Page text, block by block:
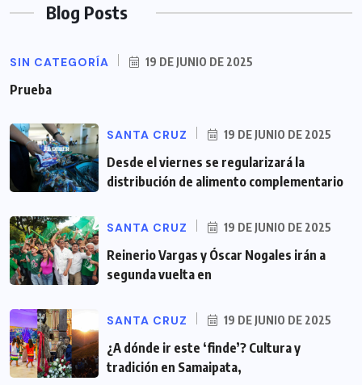
Blog Posts
SIN CATEGORÍA 19 DE JUNIO DE 2025
Prueba
SANTA CRUZ 19 DE JUNIO DE 2025
Desde el viernes se regularizará la
distribución de alimento complementario
SANTA CRUZ 19 DE JUNIO DE 2025
Reinerio Vargas y Óscar Nogales irán a
segunda vuelta en
SANTA CRUZ 19 DE JUNIO DE 2025
¿A dónde ir este ‘finde’? Cultura y
tradición en Samaipata,